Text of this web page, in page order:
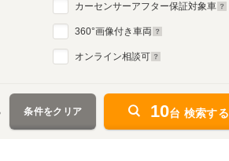
カーセンサーアフター保証対象車
360°画像付き車両
オンライン相談可
条件をクリア 10台 検索する